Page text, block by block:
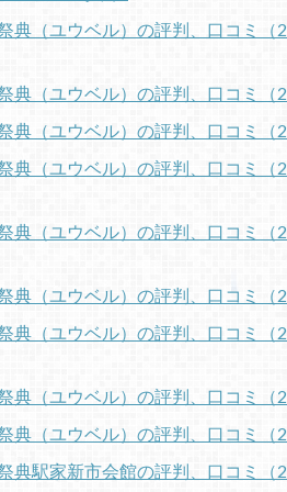
典（ユウベル）の評判、口コミ
典（ユウベル）の評判、口コミ
典（ユウベル）の評判、口コミ
典（ユウベル）の評判、口コミ
典（ユウベル）の評判、口コミ
典（ユウベル）の評判、口コミ
典（ユウベル）の評判、口コミ
典（ユウベル）の評判、口コミ
典（ユウベル）の評判、口コミ
典駅家新市会館の評判、口コミ